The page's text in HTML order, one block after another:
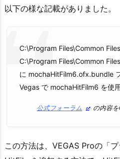
以下の様な記載がありました。
C:\Program Files\Common
C:\Program Files\Common
に mochaHitFilm6.ofx.bundle
Vegas で mochaHitFilm6 を使用
公式フォーラム の内容
この方法は、VEGAS Proの「